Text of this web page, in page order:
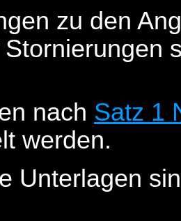
zu den
nach Satz 1
werden.
Unterlagen